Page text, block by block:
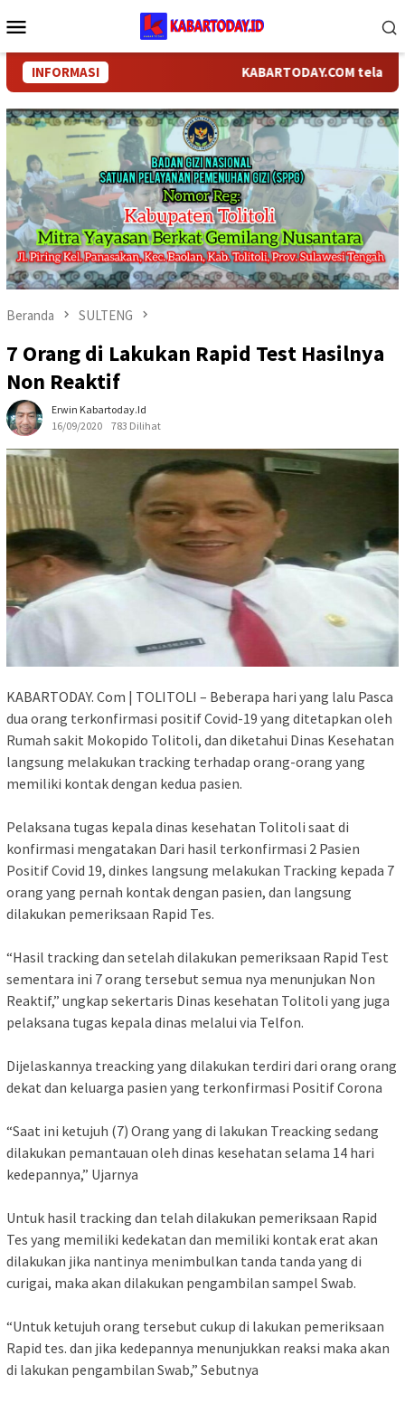
ke
Mobile
INFORMASI KABARTODAY.COM telah
Beranda SULTENG
7 Orang di Lakukan Rapid Test Hasilnya
Non Reaktif
Erwin Kabartoday.id
16/09/2020
783 Dilihat
KABARTODAY. Com | TOLITOLI – Beberapa hari yang lalu Pasca
dua orang terkonfirmasi positif Covid-19 yang ditetapkan oleh
Rumah sakit Mokopido Tolitoli, dan diketahui Dinas Kesehatan
langsung melakukan tracking terhadap orang-orang yang
memiliki kontak dengan kedua pasien.
Pelaksana tugas kepala dinas kesehatan Tolitoli saat di
konfirmasi mengatakan Dari hasil terkonfirmasi 2 Pasien
Positif Covid 19, dinkes langsung melakukan Tracking kepada 7
orang yang pernah kontak dengan pasien, dan langsung
dilakukan pemeriksaan Rapid Tes.
“Hasil tracking dan setelah dilakukan pemeriksaan Rapid Test
sementara ini 7 orang tersebut semua nya menunjukan Non
Reaktif,” ungkap sekertaris Dinas kesehatan Tolitoli yang juga
pelaksana tugas kepala dinas melalui via Telfon.
Dijelaskannya treacking yang dilakukan terdiri dari orang orang
dekat dan keluarga pasien yang terkonfirmasi Positif Corona
“Saat ini ketujuh (7) Orang yang di lakukan Treacking sedang
dilakukan pemantauan oleh dinas kesehatan selama 14 hari
kedepannya,” Ujarnya
Untuk hasil tracking dan telah dilakukan pemeriksaan Rapid
Tes yang memiliki kedekatan dan memiliki kontak erat akan
dilakukan jika nantinya menimbulkan tanda tanda yang di
curigai, maka akan dilakukan pengambilan sampel Swab.
“Untuk ketujuh orang tersebut cukup di lakukan pemeriksaan
Rapid tes. dan jika kedepannya menunjukkan reaksi maka akan
di lakukan pengambilan Swab,” Sebutnya